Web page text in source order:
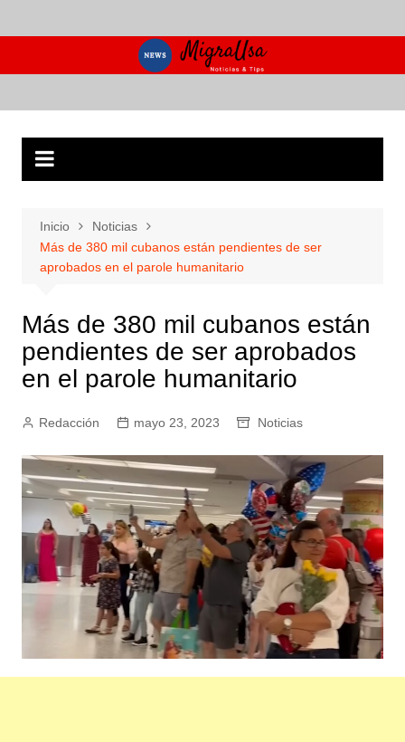
al
Inicio
Noticias
Más de 380 mil cubanos están pendientes de ser
aprobados en el parole humanitario
Más de 380 mil cubanos están
pendientes de ser aprobados
en el parole humanitario
Redacción mayo 23, 2023 Noticias